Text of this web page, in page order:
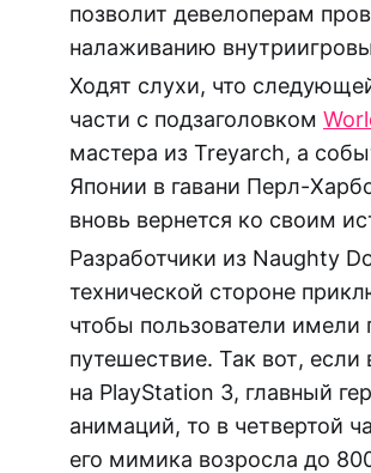
позволит девелоперам
налаживанию
Ходят слухи, что
части с подзаголовком
мастера из Treyarch, а
Японии в гавани Перл-
вновь вернется ко своим
Разработчики из Naughty
технической стороне
чтобы пользователи
путешествие. Так вот,
на PlayStation 3, главный
анимаций, то в четвертой
его мимика возросла до